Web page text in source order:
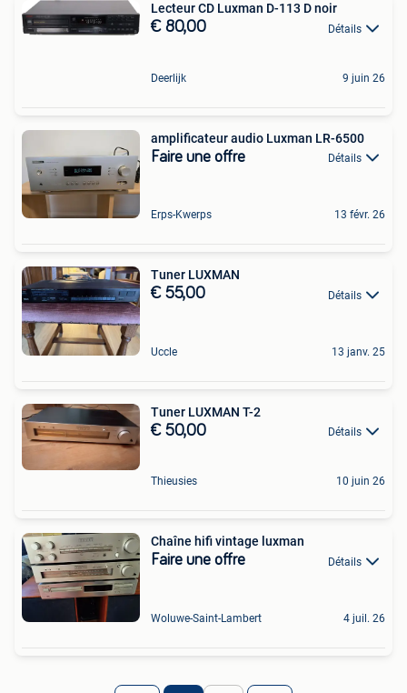
Lecteur CD Luxman D-113 D noir
€ 80,00 Détails
Deerlijk 9 juin 26
amplificateur audio Luxman LR-6500
Faire une offre Détails
Erps-Kwerps 13 févr. 26
Tuner LUXMAN
€ 55,00 Détails
Uccle 13 janv. 25
Tuner LUXMAN T-2
€ 50,00 Détails
Thieusies 10 juin 26
Chaîne hifi vintage luxman
Faire une offre Détails
Woluwe-Saint-Lambert 4 juil. 26